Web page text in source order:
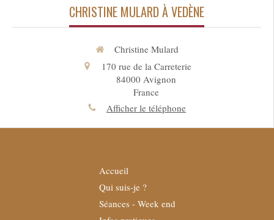
CHRISTINE MULARD À VEDÈNE
Christine Mulard
170 rue de la Carreterie
84000 Avignon
France
Afficher le téléphone
Accueil
Qui suis-je ?
Séances - Week end